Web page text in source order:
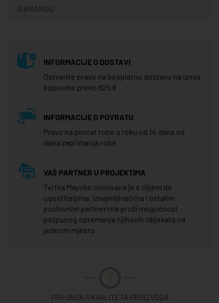
O BRANDU
INFORMACIJE O DOSTAVI
Ostvarite pravo na besplatnu dostavu na iznos
kupovine preko 625 €
INFORMACIJE O POVRATU
Pravo na povrat robe u roku od 14 dana od
dana zaprimanja robe
VAŠ PARTNER U PROJEKTIMA
Tvrtka Mayoko osnovana je s ciljem da
ugostiteljima, iznajmljivačima i ostalim
poslovnim partnerima pruži mogućnost
potpunog opremanja njihovih objekata na
jednom mjestu
VRHUNSKA KVALITETA PROIZVODA